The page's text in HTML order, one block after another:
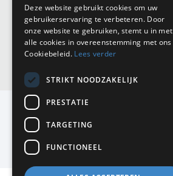
Directiemeubilair
Akoestiek & Privacy
Tafels
Deze website gebruikt cookies om uw
gebruikerservaring te verbeteren. Door
onze website te gebruiken, stemt u in met
alle cookies in overeenstemming met ons
Cookiebeleid. Lees verder
STRIKT NOODZAKELIJK
PRESTATIE
TARGETING
FUNCTIONEEL